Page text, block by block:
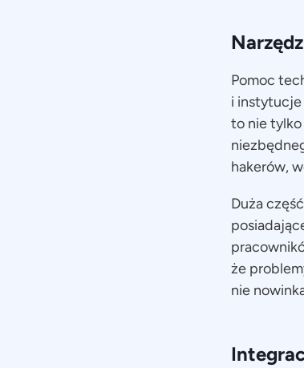
Pomoc
i
to nie tylko
hakerów,
Duża
że
nie